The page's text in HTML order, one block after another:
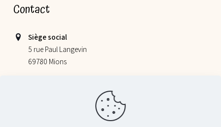
Contact
Siège social
5 rue Paul Langevin
69780 Mions
355 allée Jacques Monod